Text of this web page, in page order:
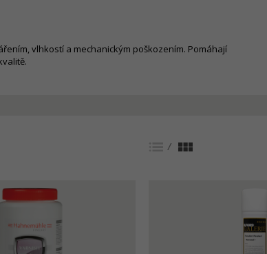
vlhkostí a mechanickým poškozením. Pomáhají
/